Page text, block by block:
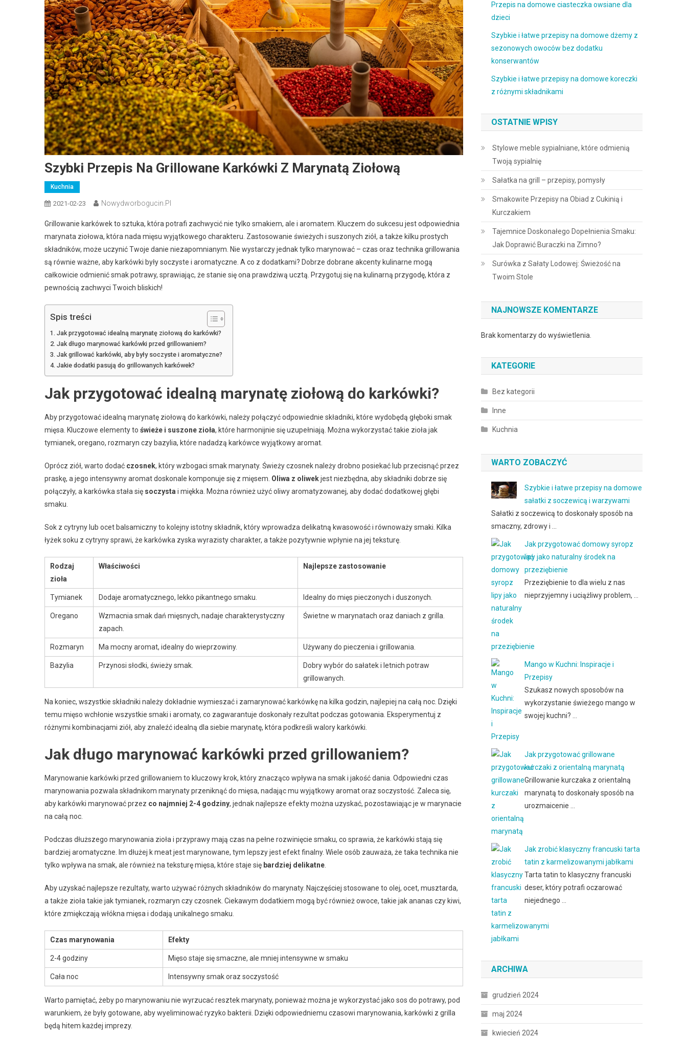
Szybki Przepis Na Grillowane Karkówki Z Marynatą Ziołową
Kuchnia
2021-02-23 Nowydworbogucin.pl
Grillowanie karkówek to sztuka, która potrafi zachwycić nie tylko smakiem, ale i aromatem. Kluczem do sukcesu jest odpowiednia
marynata ziołowa, która nada mięsu wyjątkowego charakteru. Zastosowanie świeżych i suszonych ziół, a także kilku prostych
składników, może uczynić Twoje danie niezapomnianym. Nie wystarczy jednak tylko marynować – czas oraz technika grillowania
są równie ważne, aby karkówki były soczyste i aromatyczne. A co z dodatkami? Dobrze dobrane akcenty kulinarne mogą
całkowicie odmienić smak potrawy, sprawiając, że stanie się ona prawdziwą ucztą. Przygotuj się na kulinarną przygodę, która z
pewnością zachwyci Twoich bliskich!
Spis treści
Jak przygotować idealną marynatę ziołową do karkówki?
Jak długo marynować karkówki przed grillowaniem?
Jak grillować karkówki, aby były soczyste i aromatyczne?
Jakie dodatki pasują do grillowanych karkówek?
Jak przygotować idealną marynatę ziołową do karkówki?
Aby przygotować idealną marynatę ziołową do karkówki, należy połączyć odpowiednie składniki, które wydobędą głęboki smak
mięsa. Kluczowe elementy to świeże i suszone zioła, które harmonijnie się uzupełniają. Można wykorzystać takie zioła jak
tymianek, oregano, rozmaryn czy bazylia, które nadadzą karkówce wyjątkowy aromat.
Oprócz ziół, warto dodać czosnek, który wzbogaci smak marynaty. Świeży czosnek należy drobno posiekać lub przecisnąć przez
praskę, a jego intensywny aromat doskonale komponuje się z mięsem. Oliwa z oliwekjest niezbędna, aby składniki dobrze się
połączyły, a karkówka stała się soczysta i miękka. Można również użyć oliwy aromatyzowanej, aby dodać dodatkowej głębi
smaku.
Sok z cytryny lub ocet balsamiczny to kolejny istotny składnik, który wprowadza delikatną kwasowość i równoważy smaki. Kilka
łyżek soku z cytryny sprawi, że karkówka zyska wyrazisty charakter, a także pozytywnie wpłynie na jej teksturę.
Rodzaj
zioła
Właściwości Najlepsze zastosowanie
Tymianek Dodaje aromatycznego, lekko pikantnego smaku. Idealny do mięs pieczonych i duszonych.
Oregano
Wzmacnia smak dań mięsnych, nadaje charakterystyczny
zapach.
Świetne w marynatach oraz daniach z grilla.
Rozmaryn Ma mocny aromat, idealny do wieprzowiny. Używany do pieczenia i grillowania.
Bazylia Przynosi słodki, świeży smak.
Dobry wybór do sałatek i letnich potraw
grillowanych.
Na koniec, wszystkie składniki należy dokładnie wymieszać i zamarynować karkówkę na kilka godzin, najlepiej na całą noc. Dzięki
temu mięso wchłonie wszystkie smaki i aromaty, co zagwarantuje doskonały rezultat podczas gotowania. Eksperymentuj z
różnymi kombinacjami ziół, aby znaleźć idealną dla siebie marynatę, która podkreśli walory karkówki.
Jak długo marynować karkówki przed grillowaniem?
Marynowanie karkówki przed grillowaniem to kluczowy krok, który znacząco wpływa na smak i jakość dania. Odpowiedni czas
marynowania pozwala składnikom marynaty przeniknąć do mięsa, nadając mu wyjątkowy aromat oraz soczystość. Zaleca się,
aby karkówki marynować przez co najmniej 2-4 godziny, jednak najlepsze efekty można uzyskać, pozostawiając je w marynacie
na całą noc.
Podczas dłuższego marynowania zioła i przyprawy mają czas na pełne rozwinięcie smaku, co sprawia, że karkówki stają się
bardziej aromatyczne. Im dłużej k meat jest marynowane, tym lepszy jest efekt finalny. Wiele osób zauważa, że taka technika nie
tylko wpływa na smak, ale również na teksturę mięsa, które staje się bardziej delikatne
Aby uzyskać najlepsze rezultaty, warto używać różnych składników do marynaty. Najczęściej stosowane to olej, ocet, musztarda,
a także zioła takie jak tymianek, rozmaryn czy czosnek. Ciekawym dodatkiem mogą być również owoce, takie jak ananas czy kiwi,
które zmiękczają włókna mięsa i dodają unikalnego smaku.
Czas marynowania Efekty
2-4 godziny Mięso staje się smaczne, ale mniej intensywne w smaku
Cała noc Intensywny smak oraz soczystość
Warto pamiętać, żeby po marynowaniu nie wyrzucać resztek marynaty, ponieważ można je wykorzystać jako sos do potrawy, pod
warunkiem, że były gotowane, aby wyeliminować ryzyko bakterii. Dzięki odpowiedniemu czasowi marynowania, karkówki z grilla
będą hitem każdej imprezy.
Przepis na domowe ciasteczka owsiane dla
dzieci
Szybkie i łatwe przepisy na domowe dżemy z
sezonowych owoców bez dodatku
konserwantów
Szybkie i łatwe przepisy na domowe koreczki
z różnymi składnikami
OSTATNIE WPISY
Stylowe meble sypialniane, które odmienią
Twoją sypialnię
Sałatka na grill – przepisy, pomysły
Smakowite Przepisy na Obiad z Cukinią i
Kurczakiem
Tajemnice Doskonałego Dopełnienia Smaku:
Jak Doprawić Buraczki na Zimno?
Surówka z Sałaty Lodowej: Świeżość na
Twoim Stole
NAJNOWSZE KOMENTARZE
Brak komentarzy do wyświetlenia.
KATEGORIE
Bez kategorii
Inne
Kuchnia
WARTO ZOBACZYĆ
Szybkie i łatwe przepisy na domowe
sałatki z soczewicą i warzywami
Sałatki z soczewicą to doskonały sposób na
smaczny, zdrowy i …
Jak przygotować domowy syropz
lipy jako naturalny środek na
przeziębienie
Przeziębienie to dla wielu z nas
nieprzyjemny i uciążliwy problem, …
Mango w Kuchni: Inspiracje i
Przepisy
Szukasz nowych sposobów na
wykorzystanie świeżego mango w
swojej kuchni? …
Jak przygotować grillowane
kurczaki z orientalną marynatą
Grillowanie kurczaka z orientalną
marynatą to doskonały sposób na
urozmaicenie …
Jak zrobić klasyczny francuski tarta
tatin z karmelizowanymi jabłkami
Tarta tatin to klasyczny francuski
deser, który potrafi oczarować
niejednego …
ARCHIWA
grudzień 2024
maj 2024
kwiecień 2024